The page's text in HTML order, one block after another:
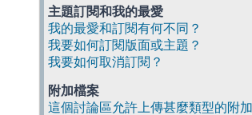
主題訂閱和我的最愛
我的最愛和訂閱有何不同？
我要如何訂閱版面或主題？
我要如何取消訂閱？
附加檔案
這個討論區允許上傳甚麼類型的附